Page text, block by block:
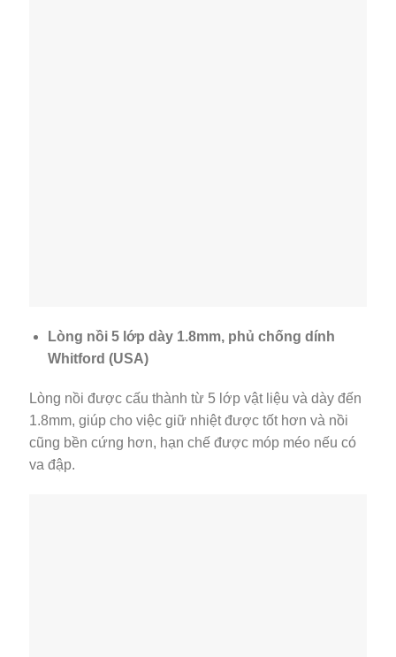
Lòng nồi 5 lớp dày 1.8mm, phủ chống dính
Whitford (USA)
Lòng nồi được cấu thành từ 5 lớp vật liệu và dày đến
1.8mm, giúp cho việc giữ nhiệt được tốt hơn và nồi
cũng bền cứng hơn, hạn chế được móp méo nếu có
va đập.